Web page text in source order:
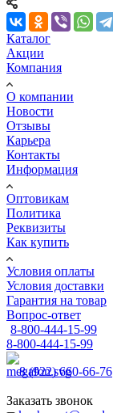
Каталог
Акции
Компания
О компании
Новости
Отзывы
Карьера
Контакты
Информация
Оптовикам
Политика
Реквизиты
Как купить
Условия оплаты
Условия доставки
Гарантия на товар
Вопрос-ответ
8-800-444-15-99
8-800-444-15-99
8 (922) 660-66-76
Заказать звонок